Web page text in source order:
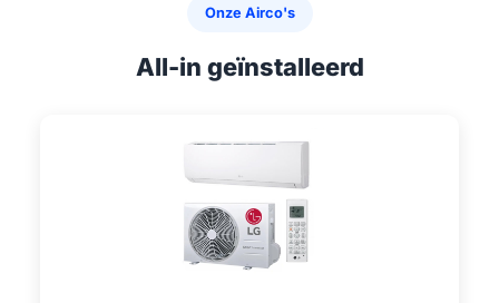
Onze Airco's
All-in geïnstalleerd